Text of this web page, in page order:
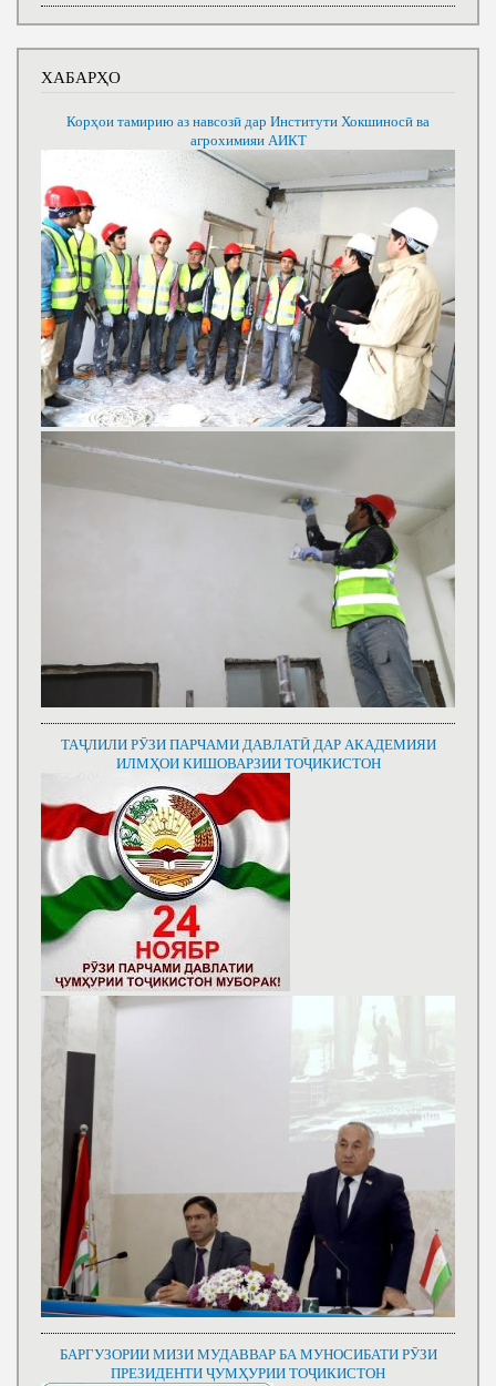
ХАБАРҲО
Корҳои тамирию аз навсозӣ дар Институти Хокшиносӣ ва
агрохимияи АИКТ
ТАҶЛИЛИ РӮЗИ ПАРЧАМИ ДАВЛАТӢ ДАР АКАДЕМИЯИ
ИЛМҲОИ КИШОВАРЗИИ ТОҶИКИСТОН
БАРГУЗОРИИ МИЗИ МУДАВВАР БА МУНОСИБАТИ РӮЗИ
ПРЕЗИДЕНТИ ҶУМҲУРИИ ТОҶИКИСТОН